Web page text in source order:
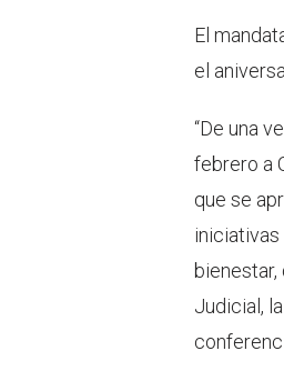
El
el
“De una
febrero a
que se
iniciativas
bienestar,
Judicial,